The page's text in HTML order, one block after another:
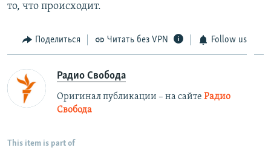
то, что происходит.
Поделиться Читать без VPN Follow us
Радио Свобода
Оригинал публикации – на сайте Радио
Свобода
This item is part of